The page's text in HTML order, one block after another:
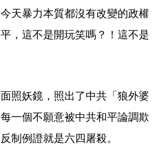
天暴力本質都沒有改變的政權
，這不是開玩笑嗎？！這不是
照妖鏡，照出了中共「狼外婆
一個不願意被中共和平論調欺
制例證就是六四屠殺。